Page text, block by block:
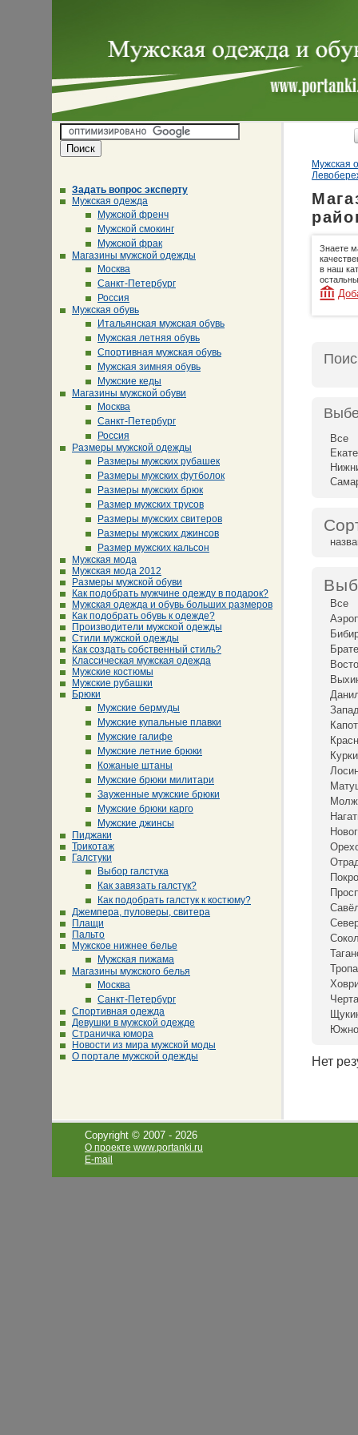
Задать вопрос эксперту
Мужская одежда
Мужской френч
Мужской смокинг
Мужской фрак
Магазины мужской одежды
Москва
Санкт-Петербург
Россия
Мужская обувь
Итальянская мужская обувь
Мужская летняя обувь
Спортивная мужская обувь
Мужская зимняя обувь
Мужские кеды
Магазины мужской обуви
Москва
Санкт-Петербург
Россия
Размеры мужской одежды
Размеры мужских рубашек
Размеры мужских футболок
Размеры мужских брюк
Размер мужских трусов
Размеры мужских свитеров
Размеры мужских джинсов
Размер мужских кальсон
Мужская мода
Мужская мода 2012
Размеры мужской обуви
Как подобрать мужчине одежду в подарок?
Мужская одежда и обувь больших размеров
Как подобрать обувь к одежде?
Производители мужской одежды
Стили мужской одежды
Как создать собственный стиль?
Классическая мужская одежда
Мужские костюмы
Мужские рубашки
Брюки
Мужские бермуды
Мужские купальные плавки
Мужские галифе
Мужские летние брюки
Кожаные штаны
Мужские брюки милитари
Зауженные мужские брюки
Мужские брюки карго
Мужские джинсы
Пиджаки
Трикотаж
Галстуки
Выбор галстука
Как завязать галстук?
Как подобрать галстук к костюму?
Джемпера, пуловеры, свитера
Плащи
Пальто
Мужское нижнее белье
Мужская пижама
Магазины мужского белья
Москва
Санкт-Петербург
Спортивная одежда
Девушки в мужской одежде
Страничка юмора
Новости из мира мужской моды
О портале мужской одежды
Мужская
Знаете
в наш
Все
Все
Нет
Copyright © 2007 - 2026
О проекте www.portanki.ru
E-mail